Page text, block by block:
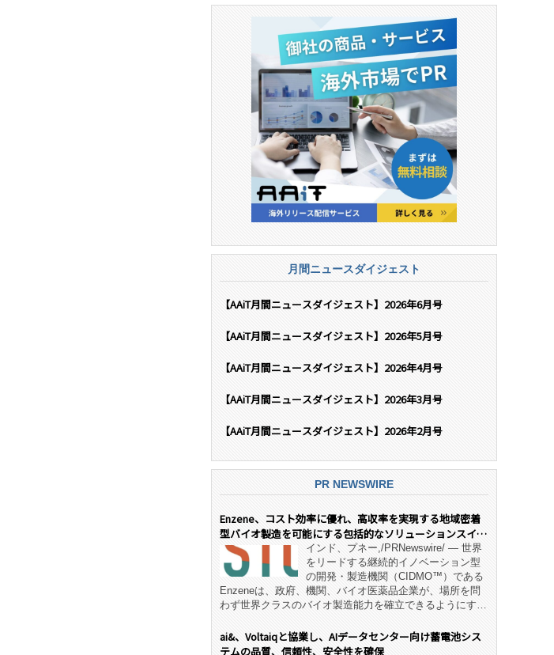
月間ニュースダイジェスト
【AAiT月間ニュースダイジェスト】2026年6月号
【AAiT月間ニュースダイジェスト】2026年5月号
【AAiT月間ニュースダイジェスト】2026年4月号
【AAiT月間ニュースダイジェスト】2026年3月号
【AAiT月間ニュースダイジェスト】2026年2月号
PR NEWSWIRE
Enzene、コスト効率に優れ、高収率を実現する地域密着
型バイオ製造を可能にする包括的なソリューションスイー
ト「NeX™」 をリリースインド、プネー,/PRNewswire/ — 世界
をリードする継続的イノベーション型
の開発・製造機関（CIDMO™）である
Enzeneは、政府、機関、バイオ医薬品企業が、場所を問
わず世界クラスのバイオ製造能力を確立できるようにす
デル「NeX™」の立ち上げを発表しました。 同社の実績
あるEnzeneX® fully‑connected continuous
ai&、Voltaiqと協業し、AIデータセンター向け蓄電池シス
テムの品質、信頼性、安全性を確保